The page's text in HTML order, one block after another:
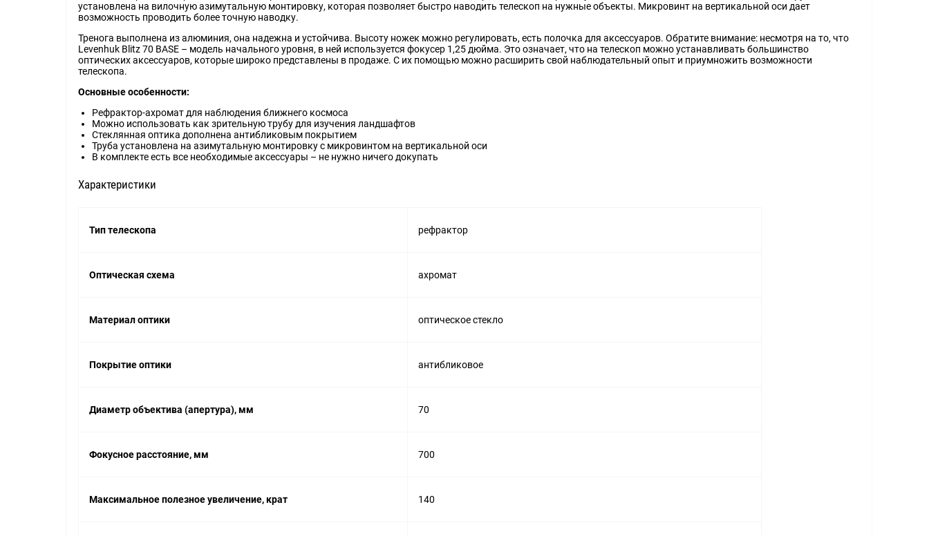
установлена на вилочную азимутальную монтировку, которая позволяет быстро наводить телескоп на нужные объекты. Микровинт на вертикальной оси дает
возможность проводить более точную наводку.
Тренога выполнена из алюминия, она надежна и устойчива. Высоту ножек можно регулировать, есть полочка для аксессуаров. Обратите внимание: несмотря на то, что
Levenhuk Blitz 70 BASE – модель начального уровня, в ней используется фокусер 1,25 дюйма. Это означает, что на телескоп можно устанавливать большинство
оптических аксессуаров, которые широко представлены в продаже. С их помощью можно расширить свой наблюдательный опыт и приумножить возможности
телескопа.
Основные особенности:
Рефрактор-ахромат для наблюдения ближнего космоса
Можно использовать как зрительную трубу для изучения ландшафтов
Стеклянная оптика дополнена антибликовым покрытием
Труба установлена на азимутальную монтировку с микровинтом на вертикальной оси
В комплекте есть все необходимые аксессуары – не нужно ничего докупать
Характеристики
Тип телескопа рефрактор
Оптическая схема ахромат
Материал оптики оптическое стекло
Покрытие оптики антибликовое
Диаметр объектива (апертура), мм 70
Фокусное расстояние, мм 700
Максимальное полезное увеличение, крат 140